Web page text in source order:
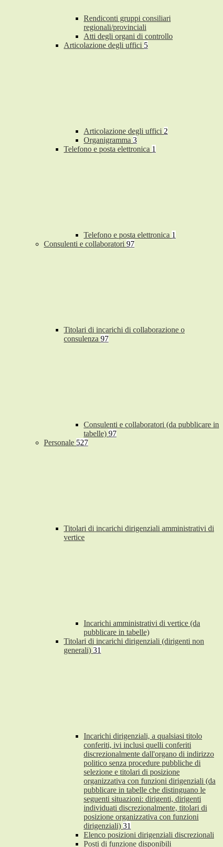
Rendiconti gruppi consiliari
regionali/provinciali
Atti degli organi di controllo
Articolazione degli uffici 5
Articolazione degli uffici 2
Organigramma 3
Telefono e posta elettronica 1
Telefono e posta elettronica 1
Consulenti e collaboratori 97
Titolari di incarichi di collaborazione o
consulenza 97
Consulenti e collaboratori (da pubblicare in
tabelle) 97
Personale 527
Titolari di incarichi dirigenziali amministrativi di
vertice
Incarichi amministrativi di vertice (da
pubblicare in tabelle)
Titolari di incarichi dirigenziali (dirigenti non
generali) 31
Incarichi dirigenziali, a qualsiasi titolo
conferiti, ivi inclusi quelli conferiti
discrezionalmente dall'organo di indirizzo
politico senza procedure pubbliche di
selezione e titolari di posizione
organizzativa con funzioni dirigenziali (da
pubblicare in tabelle che distinguano le
seguenti situazioni: dirigenti, dirigenti
individuati discrezionalmente, titolari di
posizione organizzativa con funzioni
dirigenziali) 31
Elenco posizioni dirigenziali discrezionali
Posti di funzione disponibili